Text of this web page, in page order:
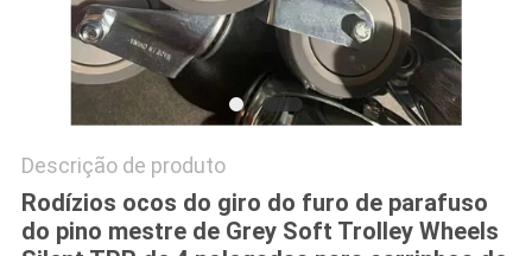
Descrição de produto
Rodízios ocos do giro do furo de parafuso
do pino mestre de Grey Soft Trolley Wheels